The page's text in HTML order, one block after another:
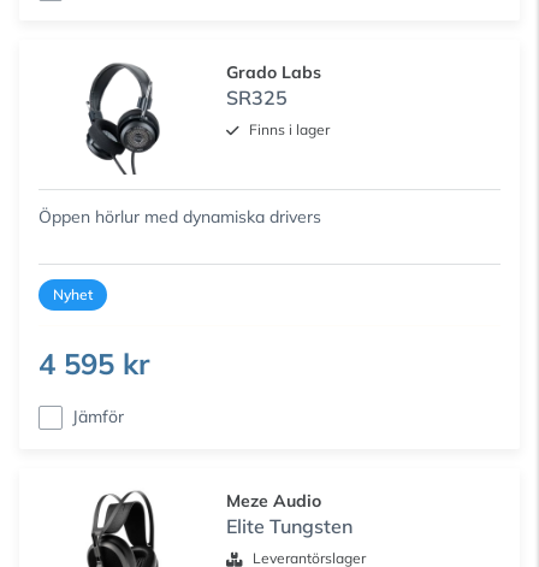
Grado Labs
SR325
Finns i lager
Öppen hörlur med dynamiska drivers
Nyhet
4 595 kr
Jämför
Meze Audio
Elite Tungsten
Leverantörslager